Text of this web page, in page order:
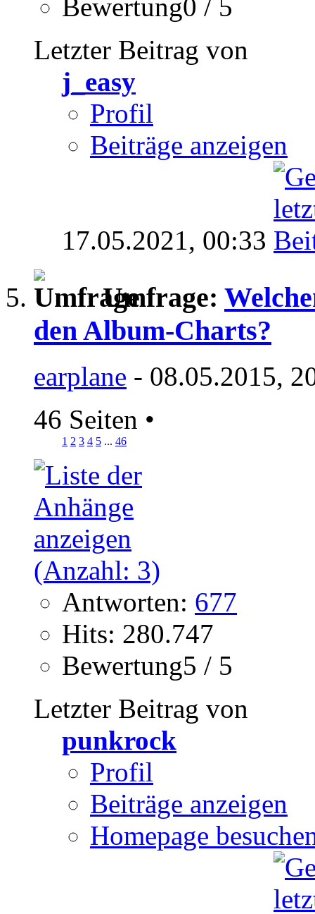
Bewertung0 / 5
Letzter Beitrag von
j_easy
Profil
Beiträge anzeigen
17.05.2021, 00:33
Umfrage:
den Album-Charts?
earplane - 08.05.2015,
46 Seiten •
1 2 3 4 5 ... 46
Antworten: 677
Hits: 280.747
Bewertung5 / 5
Letzter Beitrag von
punkrock
Profil
Beiträge anzeigen
Homepage